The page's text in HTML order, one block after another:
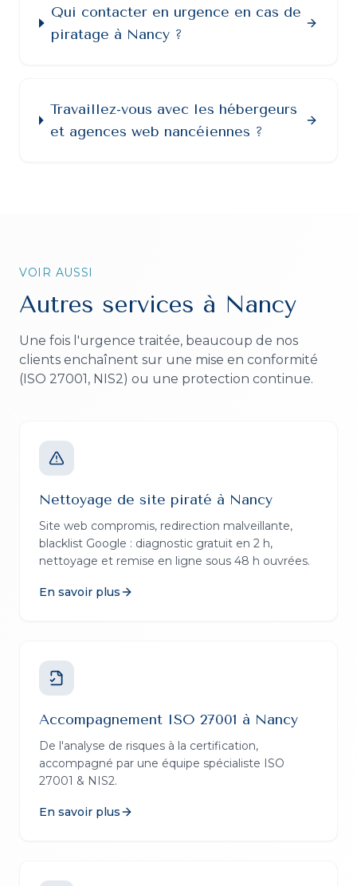
Qui contacter en urgence en cas de
piratage à Nancy ?
Travaillez-vous avec les hébergeurs
et agences web nancéiennes ?
VOIR AUSSI
Autres services à Nancy
Une fois l'urgence traitée, beaucoup de nos
clients enchaînent sur une mise en conformité
(ISO 27001, NIS2) ou une protection continue.
Nettoyage de site piraté à Nancy
Site web compromis, redirection malveillante,
blacklist Google : diagnostic gratuit en 2 h,
nettoyage et remise en ligne sous 48 h ouvrées.
En savoir plus
Accompagnement ISO 27001 à Nancy
De l'analyse de risques à la certification,
accompagné par une équipe spécialiste ISO
27001 & NIS2.
En savoir plus